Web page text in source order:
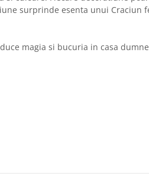
surprinde esenta unui Craciun
magia si bucuria in casa